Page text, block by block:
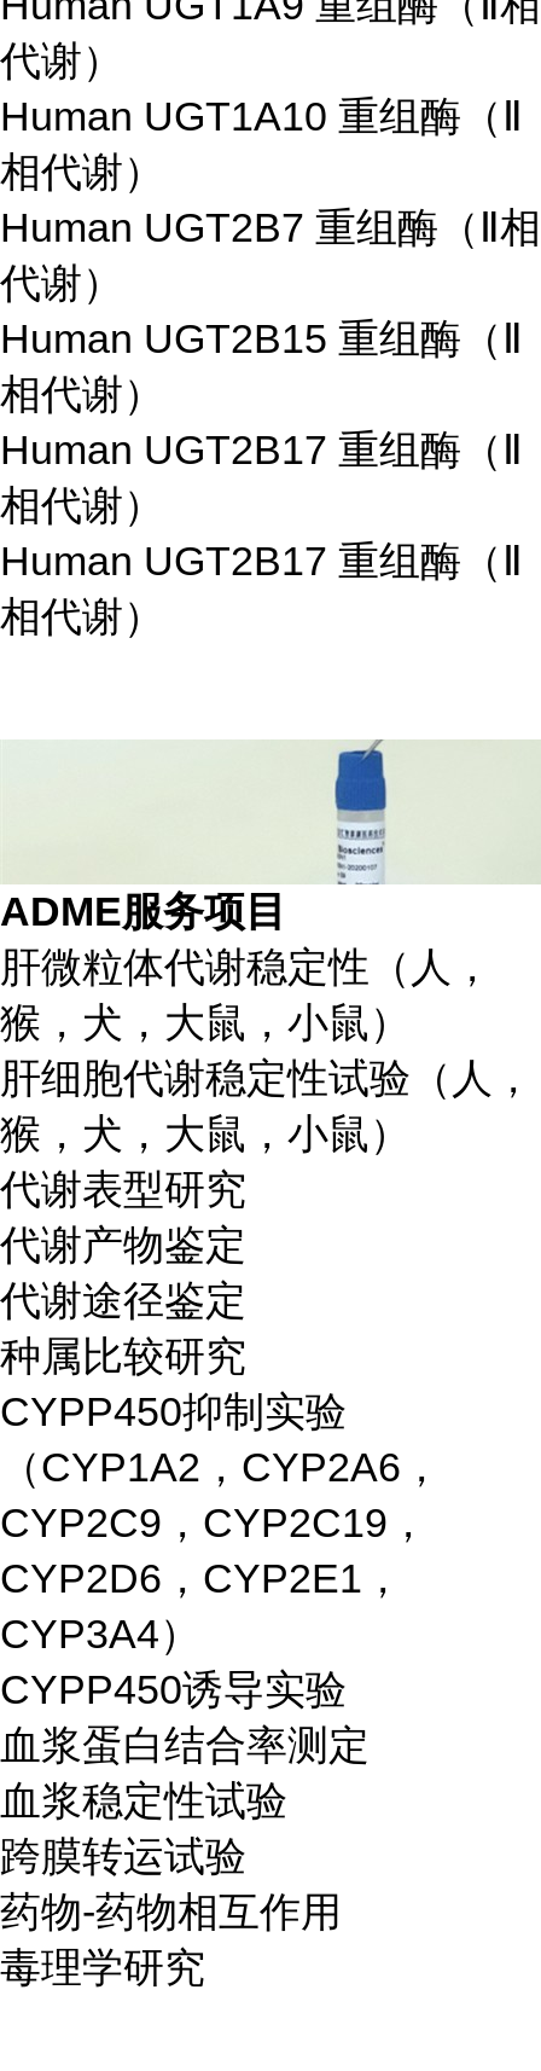
代谢）
Human UGT1A10 重组酶（Ⅱ
相代谢）
Human UGT2B7 重组酶（Ⅱ相
代谢）
Human UGT2B15 重组酶（Ⅱ
相代谢）
Human UGT2B17 重组酶（Ⅱ
相代谢）
Human UGT2B17 重组酶（Ⅱ
相代谢）
ADME服务项目
肝微粒体代谢稳定性（人，
猴，犬，大鼠，小鼠）
肝细胞代谢稳定性试验（人，
猴，犬，大鼠，小鼠）
代谢表型研究
代谢产物鉴定
代谢途径鉴定
种属比较研究
CYPP450抑制实验
（CYP1A2，CYP2A6，
CYP2C9，CYP2C19，
CYP2D6，CYP2E1，
CYP3A4）
CYPP450诱导实验
血浆蛋白结合率测定
血浆稳定性试验
跨膜转运试验
药物-药物相互作用
毒理学研究